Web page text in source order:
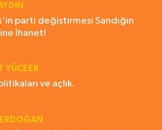
parti değiştirmesi Sandığın
İhanet!
YÜCEER
ve açlık.